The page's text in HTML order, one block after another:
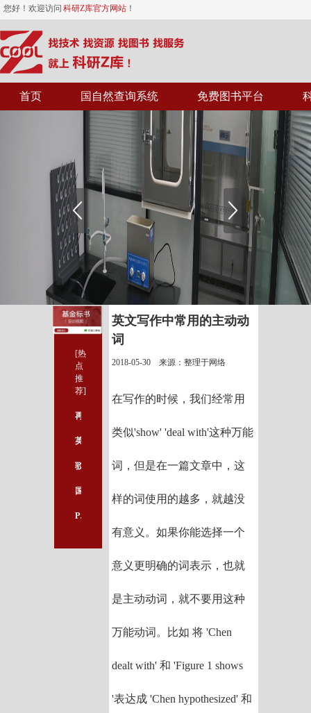
您好！欢迎访问 科研Z库官方网站 ！
首页 国自然查询系统 免费图书平台
[热
点
推
荐]
PNAS：体温越高，越能更好地对抗癌症和感染
英文写作中常用的主动动
词
2018-05-30 来源：整理于网络
在写作的时候，我们经常用
类似'show' 'deal with'这种万能
词，但是在一篇文章中，这
样的词使用的越多，就越没
有意义。如果你能选择一个
意义更明确的词表示，也就
是主动动词，就不要用这种
万能动词。比如 将 'Chen
dealt with' 和 'Figure 1 shows
'表达成 'Chen hypothesized' 和